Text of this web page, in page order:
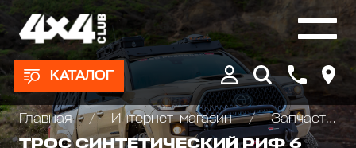
КАТАЛОГ
Главная Интернет-магазин
Запчасти и Аксессуары для лебедок
ТРОС СИНТЕТИЧЕСКИЙ РИФ 6